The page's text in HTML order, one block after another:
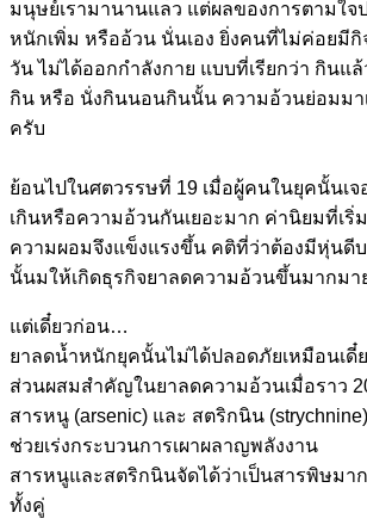
มนุษย์เรามานานแลว แต่ผลของการตามใจ
หนักเพิ่ม หรืออ้วน นั่นเอง ยิ่งคนที่ไม่ค่อยมี
วัน ไม่ได้ออกกำลังกาย แบบที่เรียกว่า กินแ
กิน หรือ นั่งกินนอนกินนั้น ความอ้วนย่อมมา
ครับ
ย้อนไปในศตวรรษที่ 19 เมื่อผู้คนในยุคนั้นเจ
เกินหรือความอ้วนกันเยอะมาก ค่านิยมที่เ
ความผอมจึงแข็งแรงขึ้น คติที่ว่าต้องมีหุ่นดี
นั้นมให้เกิดธุรกิจยาลดความอ้วนขึ้นมากมา
แต่เดี๋ยวก่อน…
ยาลดน้ำหนักยุคนั้นไม่ได้ปลอดภัยเหมือนเดี๋
ส่วนผสมสำคัญในยาลดความอ้วนเมื่อราว
สารหนู (arsenic) และ สตริกนิน
ช่วยเร่งกระบวนการเผาผลาญพลังงาน
สารหนูและสตริกนินจัดได้ว่าเป็นสารพิษมา
ทั้งคู่